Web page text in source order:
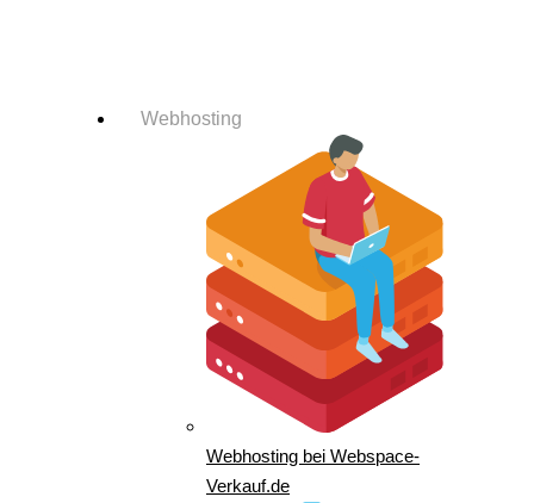
Webhosting
Webhosting bei Webspace-
Verkauf.de